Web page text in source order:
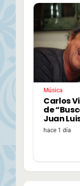
Música
Carlos
de
Juan
hace 1 día